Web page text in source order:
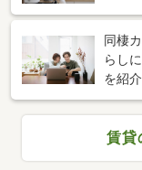
同棲
らし
を紹介
賃貸